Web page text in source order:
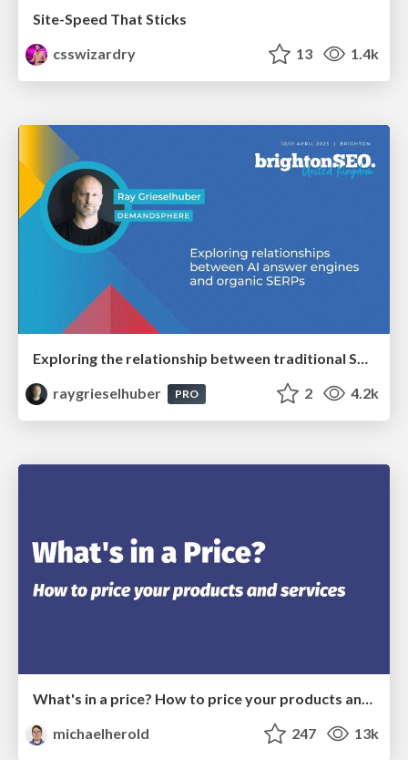
Site-Speed That Sticks
csswizardry
13 1.4k
Exploring the relationship between traditional SERPs and Gen AI search
raygrieselhuber
PRO 2 4.2k
michaelherold
247 13k